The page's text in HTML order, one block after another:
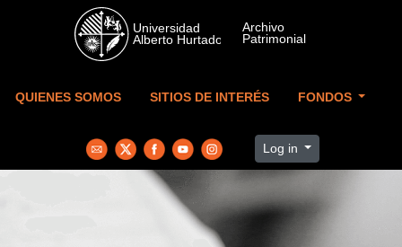
Skip to main content
QUIENES SOMOS SITIOS DE INTERÉS FONDOS
Log in